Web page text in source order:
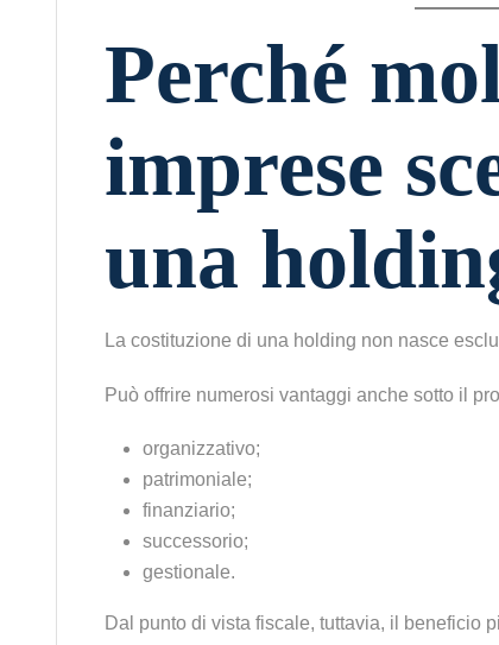
Perché
imprese
una
La costituzione di una holding non nasce
Può offrire numerosi vantaggi anche sotto il
organizzativo;
patrimoniale;
finanziario;
successorio;
gestionale.
Dal punto di vista fiscale, tuttavia, il beneficio